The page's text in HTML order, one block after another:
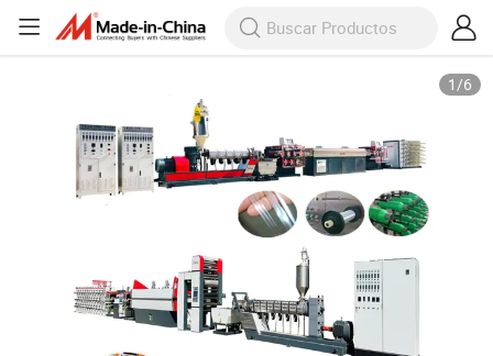
1/6